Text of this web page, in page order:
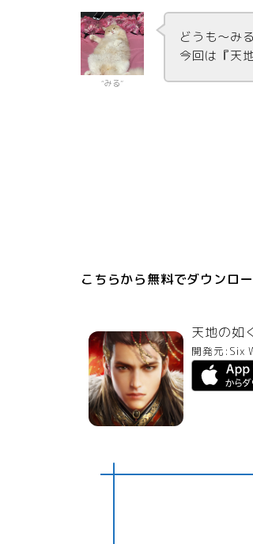
“みる”
どうも〜み
今回は『天
こちらから無料でダウンロ
天地の如
開発元: Six